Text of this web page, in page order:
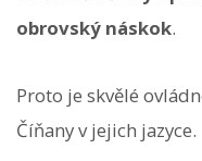
obrovský náskok.
Proto je skvělé
Číňany v jejich jazyce.